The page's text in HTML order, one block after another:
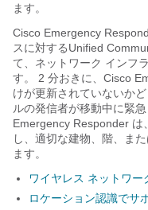
ます。
Cisco Emergency
スに対するUnified
て、ネットワーク インフ
す。 2 分おきに、Cisco
けが更新されていないか
ルの発信者が移動中に緊
Emergency Responder は
し、適切な建物、階、ま
ます。
ワイヤレス ネットワー
ロケーション認識でサ